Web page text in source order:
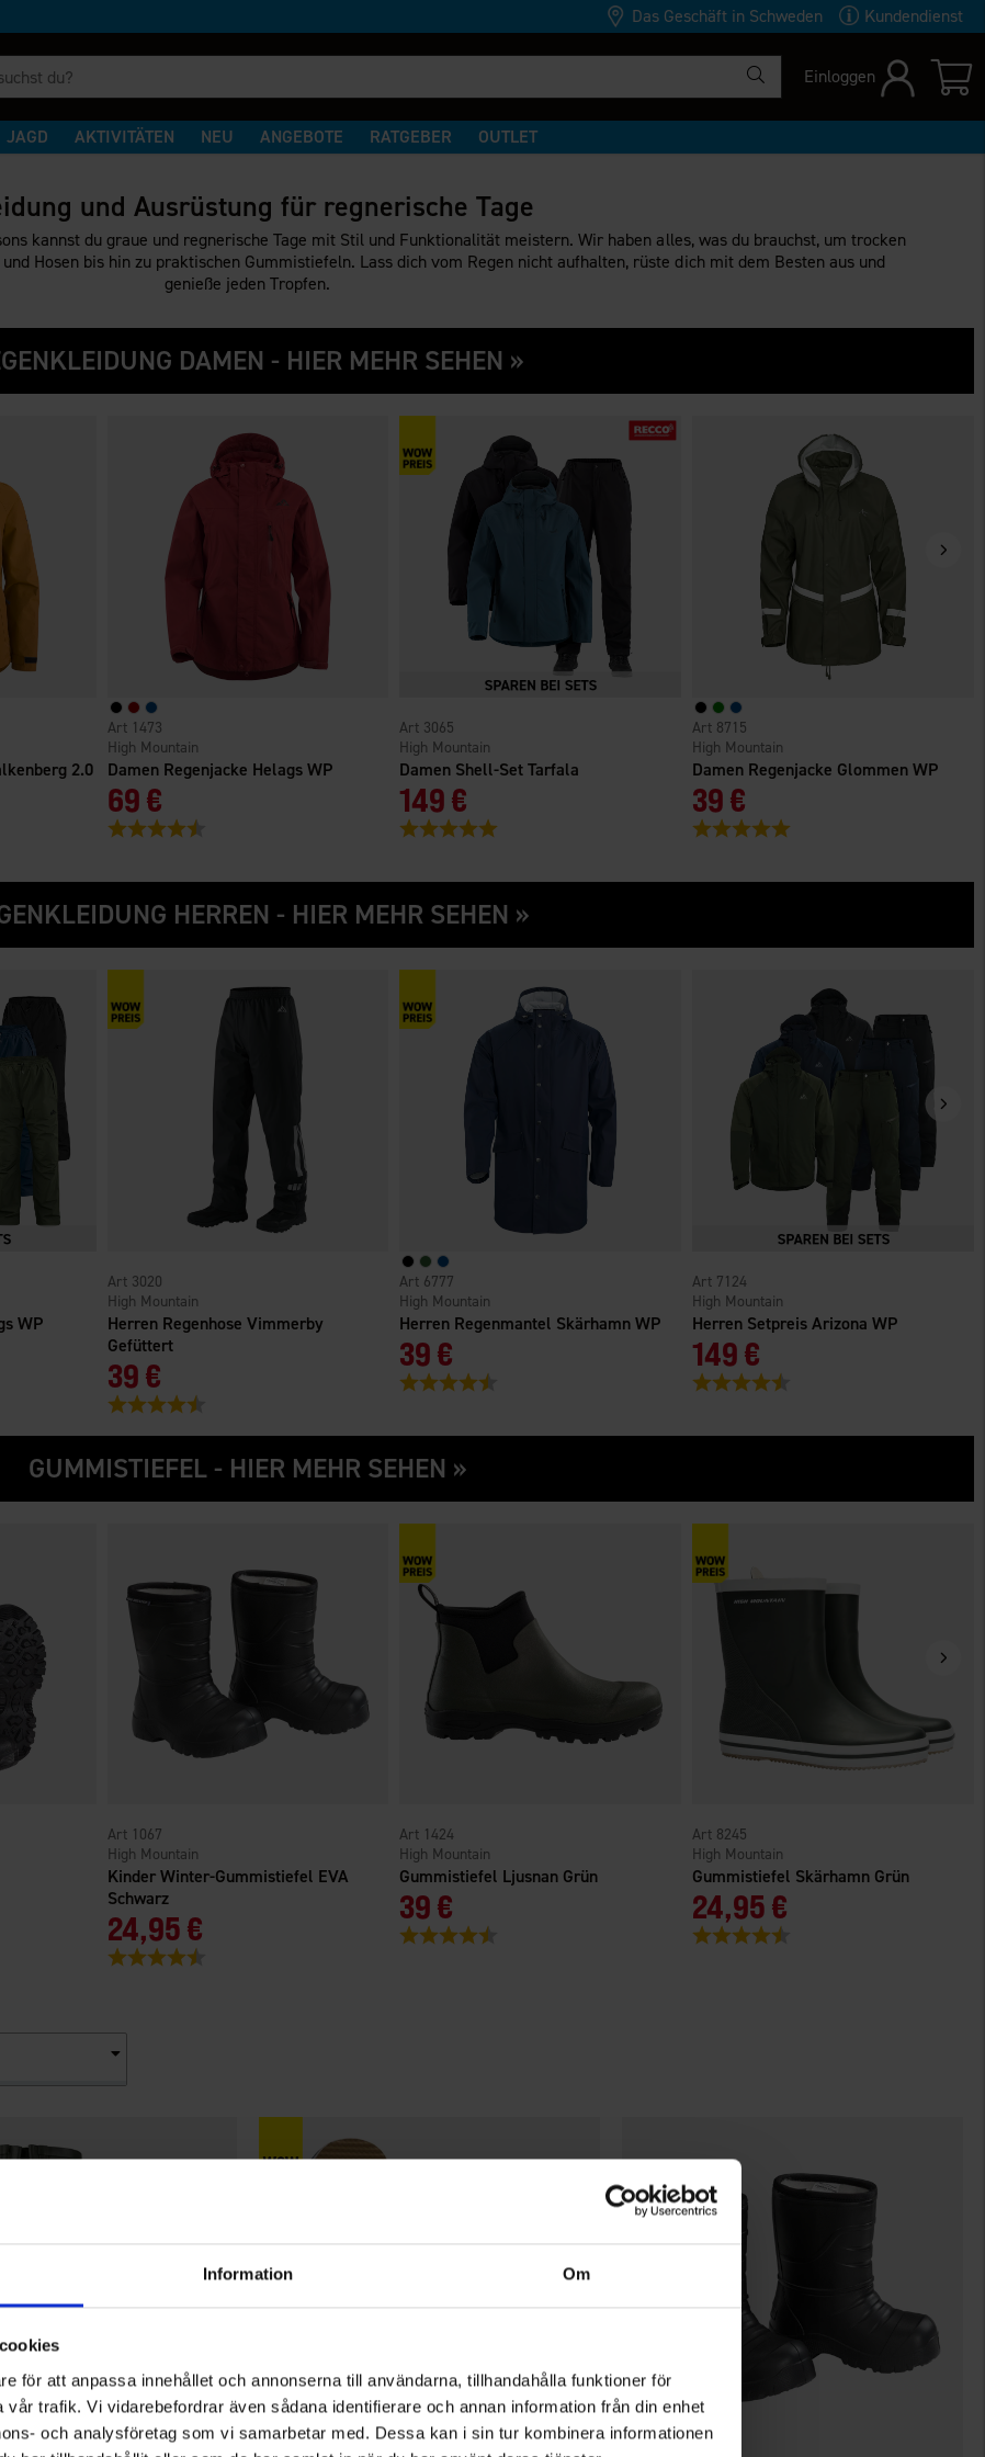
Information Om
för att anpassa innehållet och annonserna till användarna, tillhandahålla funktioner för
trafik. Vi vidarebefordrar även sådana identifierare och annan information från din enhet
och analysföretag som vi samarbetar med. Dessa kan i sin tur kombinera informationen
Das Geschäft in Schweden Kundendienst
Einloggen
JAGD AKTIVITÄTEN NEU ANGEBOTE RATGEBER OUTLET
und Ausrüstung für regnerische Tage
kannst du graue und regnerische Tage mit Stil und Funktionalität meistern. Wir haben alles, was du brauchst, um trocken
Hosen bis hin zu praktischen Gummistiefeln. Lass dich vom Regen nicht aufhalten, rüste dich mit dem Besten aus und
genieße jeden Tropfen.
DAMEN - HIER MEHR SEHEN »
2.0
Damen Regenjacke Helags WP
High Mountain
1473
69 €
Bewertung:
Damen Shell-Set Tarfala
High Mountain
3065
149 €
Bewertung:
Damen Regenjacke Glommen WP
High Mountain
8715
39 €
Bewertung:
HERREN - HIER MEHR SEHEN »
WP
Herren Regenhose Vimmerby
Gefüttert
High Mountain
3020
39 €
Bewertung:
Herren Regenmantel Skärhamn WP
High Mountain
6777
39 €
Bewertung:
Herren Setpreis Arizona WP
High Mountain
7124
149 €
Bewertung:
GUMMISTIEFEL - HIER MEHR SEHEN »
Kinder Winter-Gummistiefel EVA
Schwarz
High Mountain
1067
24,95 €
Bewertung:
Gummistiefel Ljusnan Grün
High Mountain
1424
39 €
Bewertung:
Gummistiefel Skärhamn Grün
High Mountain
8245
24,95 €
Bewertung: